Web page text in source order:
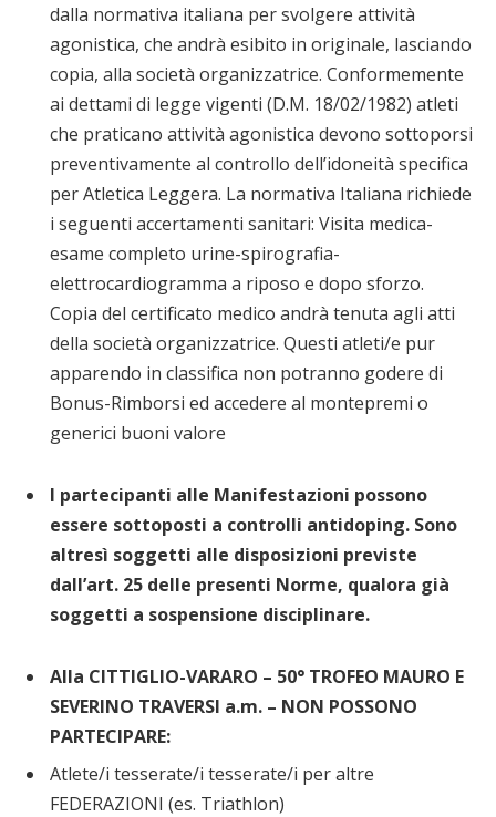
dalla normativa italiana per svolgere attività
agonistica, che andrà esibito in originale, lasciando
copia, alla società organizzatrice. Conformemente
ai dettami di legge vigenti (D.M. 18/02/1982) atleti
che praticano attività agonistica devono sottoporsi
preventivamente al controllo dell’idoneità specifica
per Atletica Leggera. La normativa Italiana richiede
i seguenti accertamenti sanitari: Visita medica-
esame completo urine-spirografia-
elettrocardiogramma a riposo e dopo sforzo.
Copia del certificato medico andrà tenuta agli atti
della società organizzatrice. Questi atleti/e pur
apparendo in classifica non potranno godere di
Bonus-Rimborsi ed accedere al montepremi o
generici buoni valore
I partecipanti alle Manifestazioni possono
essere sottoposti a controlli antidoping. Sono
altresì soggetti alle disposizioni previste
dall’art. 25 delle presenti Norme, qualora già
soggetti a sospensione disciplinare.
Alla CITTIGLIO-VARARO – 50° TROFEO MAURO E
SEVERINO TRAVERSI a.m. – NON POSSONO
PARTECIPARE:
Atlete/i tesserate/i tesserate/i per altre
FEDERAZIONI (es. Triathlon)